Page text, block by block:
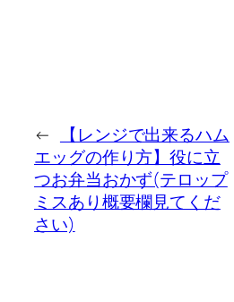
←
【レンジで出来るハム
エッグの作り方】役に立
つお弁当おかず(テロップ
ミスあり概要欄見てくだ
さい)